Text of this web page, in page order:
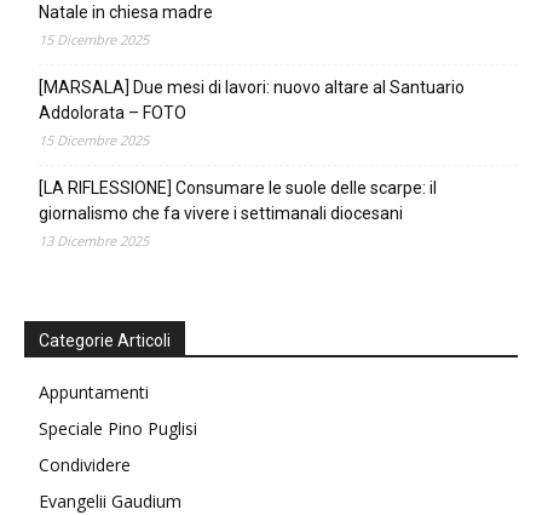
Natale in chiesa madre
15 Dicembre 2025
[MARSALA] Due mesi di lavori: nuovo altare al Santuario
Addolorata – FOTO
15 Dicembre 2025
[LA RIFLESSIONE] Consumare le suole delle scarpe: il
giornalismo che fa vivere i settimanali diocesani
13 Dicembre 2025
Categorie Articoli
Appuntamenti
Speciale Pino Puglisi
Condividere
Evangelii Gaudium